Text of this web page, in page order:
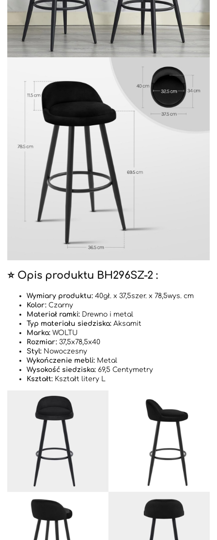
⭐ Opis produktu BH296SZ-2 :
Wymiary produktu: 40gł. x 37,5szer. x 78,5wys. cm
Kolor: Czarny
Materiał ramki: Drewno i metal
Typ materiału siedziska: Aksamit
Marka: WOLTU
Rozmiar: 37,5x78,5x40
Styl: Nowoczesny
Wykończenie mebli: Metal
Wysokość siedziska: 69,5 Centymetry
Kształt: Kształt litery L